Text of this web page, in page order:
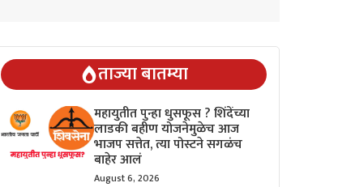
ताज्या बातम्या
महायुतीत पुन्हा धुसफूस ? शिंदेंच्या
लाडकी बहीण योजनेमुळेच आज
भाजप सत्तेत, त्या पोस्टने सगळंच
बाहेर आलं
August 6, 2026